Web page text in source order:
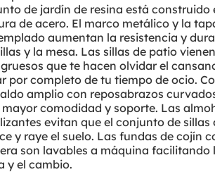
de jardín de resina está construido
de acero. El marco metálico y la
aumentan la resistencia y
y la mesa. Las sillas de patio
que te hacen olvidar el
por completo de tu tiempo de ocio.
amplio con reposabrazos
comodidad y soporte. Las
evitan que el conjunto de sillas
y raye el suelo. Las fundas de cojín
son lavables a máquina facilitando
y el cambio.